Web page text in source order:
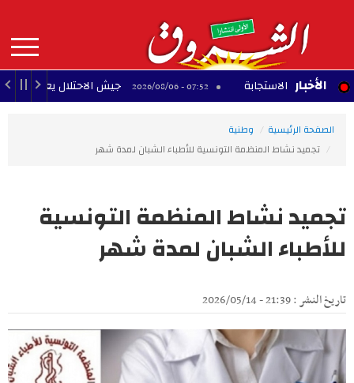
contenu
principal
MAIN
NAVIGATION الأخبار
الاستجابة 07:52 - 2026/08/06 جيش الاحتلال يعلن مقتل جنديين
الصفحة الرئيسية
وطنية
تجميد نشاط المنظمة التونسية للأطباء الشبان لمدة شهر
تجميد نشاط المنظمة التونسية
للأطباء الشبان لمدة شهر
تاريخ النشر : 21:39 - 2026/05/14